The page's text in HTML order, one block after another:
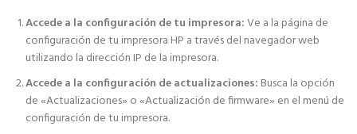
Accede a la configuración de tu impresora:Ve a la página de
configuración de tu impresora HP a través del navegador web
utilizando la dirección IP de la impresora.
Accede a la configuración de actualizaciones: Busca la opción
de «Actualizaciones» o «Actualización de firmware» en el menú de
configuración de tu impresora.